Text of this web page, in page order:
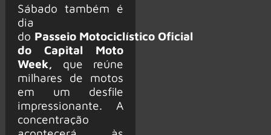
Sábado também é
dia
do Passeio Motociclístico Oficial
do Capital Moto
Week, que reúne
milhares de motos
em um desfile
impressionante. A
concentração